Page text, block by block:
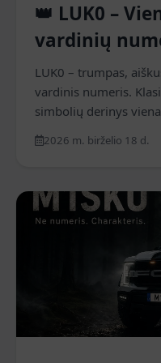
👑 LUK0 –
vardinių
LUK0 – trumpas,
vardinis numeris.
simbolių derinys
2026 m. birželio 18 d.